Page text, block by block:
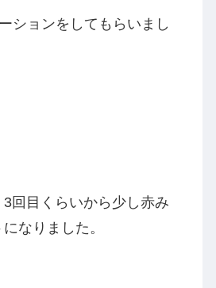
ションをしてもらいまし
回目くらいから少し赤み
なりました。